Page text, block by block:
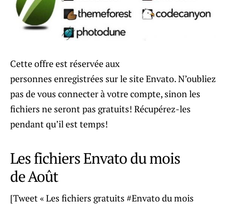
Cette offre est réservée aux
personnes enregistrées sur le site Envato. N’oubliez
pas de vous connecter à votre compte, sinon les
fichiers ne seront pas gratuits! Récupérez-les
pendant qu’il est temps!
Les fichiers Envato du mois
de Août
[Tweet « Les fichiers gratuits #Envato du mois